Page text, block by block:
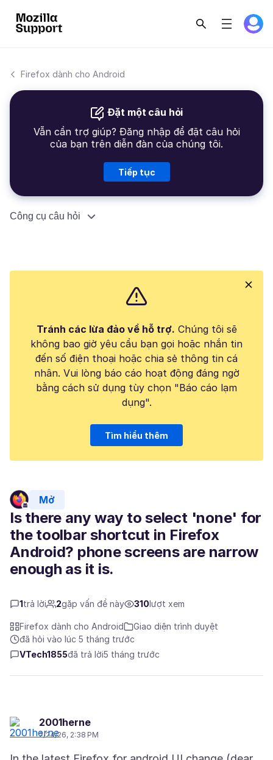
Firefox dành cho Android
Đặt một câu hỏi
Vẫn cần trợ giúp? Đăng nhập để đặt câu hỏi
của bạn trên diễn đàn của chúng tôi.
Tiếp tục
Công cụ câu hỏi
Tránh các lừa đảo về hỗ trợ. Chúng tôi sẽ
không bao giờ yêu cầu bạn gọi hoặc nhắn tin
đến số điện thoại hoặc chia sẻ thông tin cá
nhân. Vui lòng báo cáo hoạt động đáng ngờ
bằng cách sử dụng tùy chọn "Báo cáo lạm
dụng".
Tìm hiểu thêm
Mở
Is there any way to select 'none' for
the toolbar shortcut in Firefox
Android? phone screens are narrow
enough as it is.
1trả lời 2gặp vấn đề này 310lượt xem
Firefox dành cho Android
Giao diện trình duyệt
đã hỏi vào lúc 5 tháng trước
VTech1855đã trả lời5 tháng trước
2001herne
2/24/26, 2:38 PM